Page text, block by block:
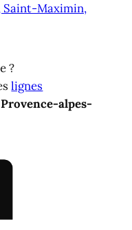
Saint-Maximin,
?
lignes
Provence-alpes-